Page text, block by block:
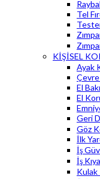
Tel
KİŞİSEL
Ayak
El
El
Geri
Göz
İlk
İş
İş